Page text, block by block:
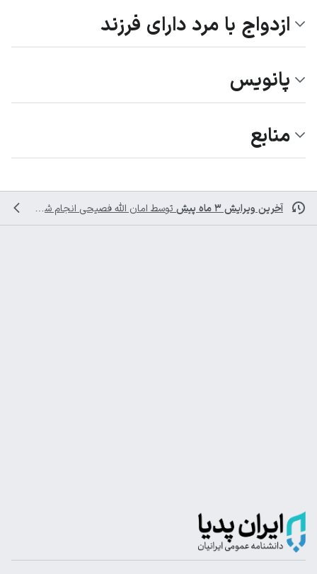
ازدواج با مرد دارای فرزند
پانویس
منابع
آخرین ویرایش ۳ ماه پیش توسط امان الله فصیحی انجام شده است